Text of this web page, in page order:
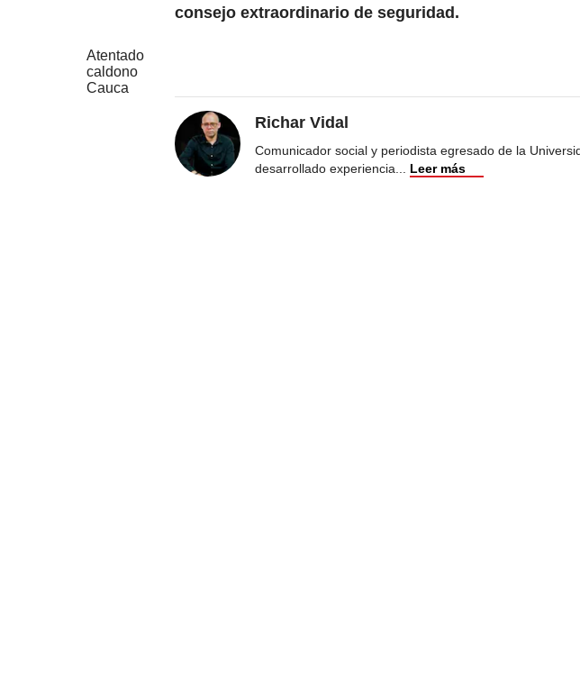
consejo extraordinario de seguridad.
Atentado
caldono
Cauca
Richar Vidal
Comunicador social y periodista egresado de la
desarrollado experiencia... Leer más